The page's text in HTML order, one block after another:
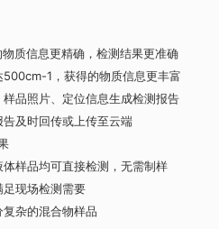
质信息更精确，检测结果更准确
1，获得的物质信息更丰富
品照片、定位信息生成检测报告
及时回传或上传至云端
样品均可直接检测，无需制样
现场检测需要
杂的混合物样品